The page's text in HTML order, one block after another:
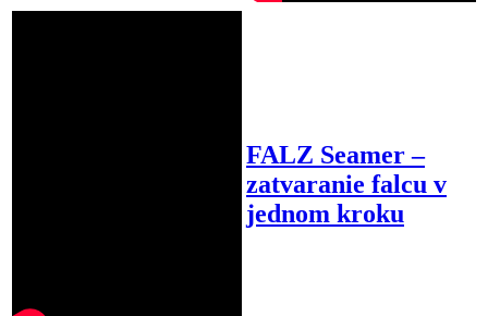
FALZ Seamer –
zatvaranie falcu v
jednom kroku